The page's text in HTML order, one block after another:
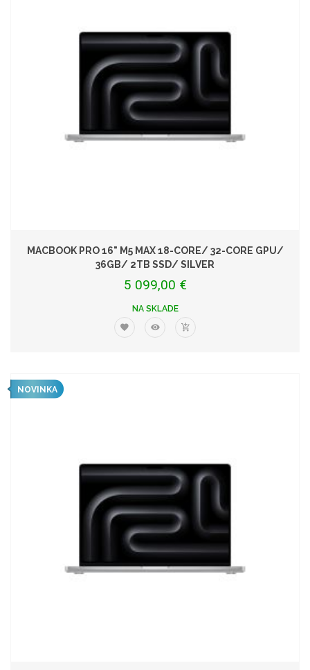
MACBOOK PRO 16" M5 MAX 18-CORE/ 32-CORE GPU/
36GB/ 2TB SSD/ SILVER
5 099,00 €
NA SKLADE
NOVINKA